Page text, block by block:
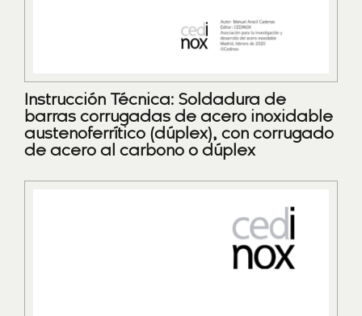
Instrucción Técnica: Soldadura de
barras corrugadas de acero inoxidable
austenoferrítico (dúplex), con corrugado
de acero al carbono o dúplex